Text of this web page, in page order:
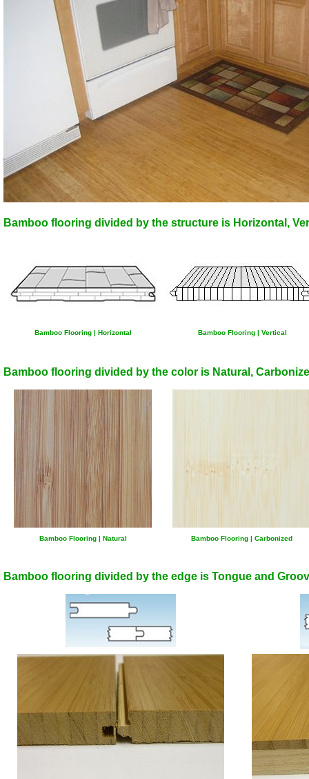
Bamboo flooring divided by the structure is Horizontal,
Bamboo Flooring | Horizontal Bamboo Flooring | Vertical
Bamboo flooring divided by the color is Natural,
Bamboo Flooring | Natural Bamboo Flooring | Carbonized
Bamboo flooring divided by the edge is Tongue and